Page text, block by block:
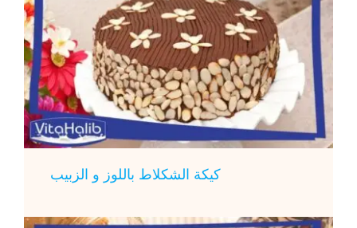
كيكة الشكلاط باللوز و الزبيب